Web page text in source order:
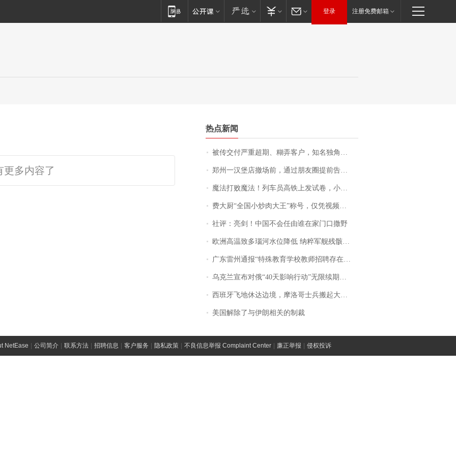
登录 注册免费邮箱
更多内容了
热点新闻
被传交付严重超期、糊弄客户，知名独角兽车企创始人回应：都没证据，将依法采取措施，“本人长期与美国交管局保持沟通，对方表示肯定”
郑州一汉堡店撤场前，通过朋友圈提前告知逐一退费，有顾客仅剩1元也全被退回，分文不少；顾客：言而有信，让人感动
魔法打败魔法！列车员高铁上发试卷，小朋友一秒静音，12306回应：列车员个人行为，不是铁路规定
费大厨“全国小炒肉大王”称号，仅凭视频评出？中国烹饪协会回应
社评：亮剑！中国不会任由谁在家门口撒野
欧洲高温致多瑙河水位降低 纳粹军舰残骸重见天日
广东雷州通报“特殊教育学校教师招聘存在违规行为”：已启动问责程序 副校长被停职
乌克兰宣布对俄“40天影响行动”无限续期，7月两国对轰数据均创纪录
西班牙飞地休达边境，摩洛哥士兵搬起大石块投向移民引争议，此前一天内数万人从摩洛哥涌入西班牙
美国解除了与伊朗相关的制裁
NetEase 公司简介 联系方法 招聘信息 客户服务 隐私政策 不良信息举报 Complaint Center 廉正举报 侵权投诉